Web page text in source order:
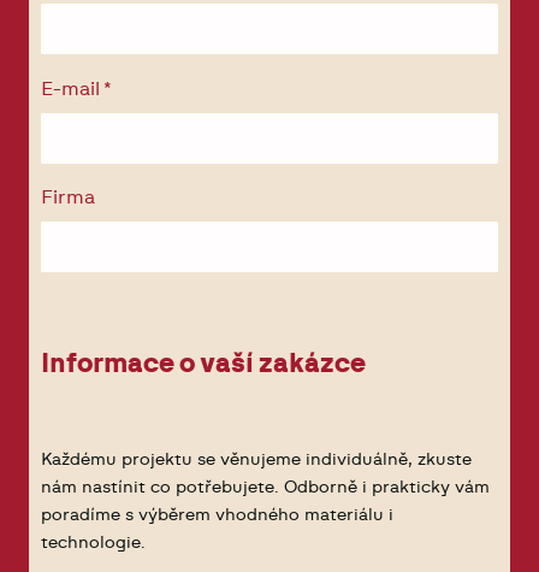
E-mail *
Firma
Informace o vaší zakázce
Každému projektu se věnujeme individuálně, zkuste
nám nastínit co potřebujete. Odborně i prakticky vám
poradíme s výběrem vhodného materiálu i
technologie.